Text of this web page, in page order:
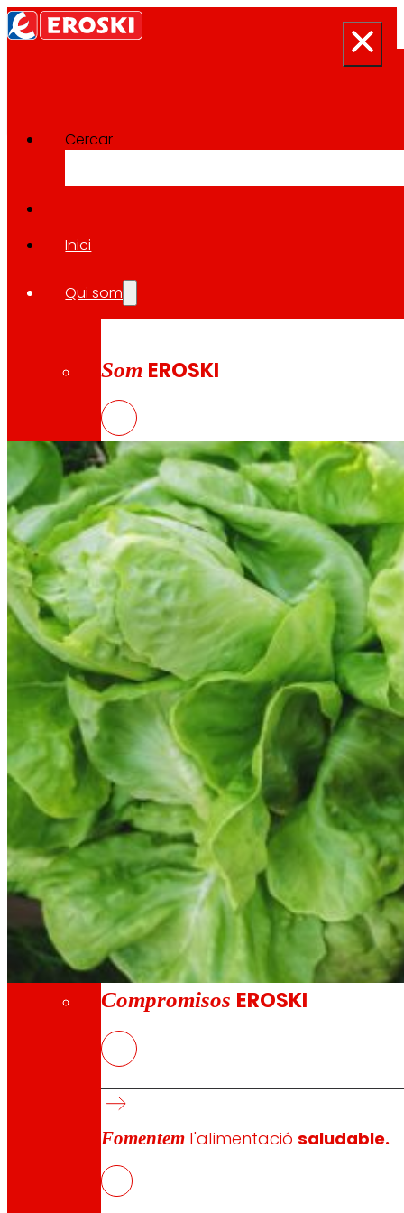
Cercar
Inici
Qui som
Som EROSKI
Així som
Tot el nostre ADN: un viatge per la missió, la
Cooperativa
Som per i per a les persones. Descobreix la
Fundació
A través de la nostra Fundació impulsem
Compromisos
Compromisos EROSKI
Fomentem l'alimentaciósaludable.
Projectes d'Innovació
Tornar a tots els projectes
2021
FOODRUS, solucions circulars per a
està treballant per a abordar el
ciència ciutadana per a promoure hàbits de consum
Aquestes solucions innovadores empoderaran i
FOODRUS posarà a prova aquestes solucions en